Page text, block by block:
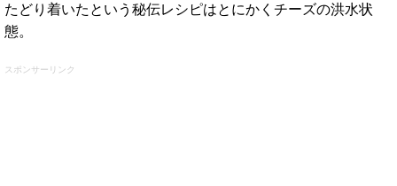
たどり着いたという秘伝レシピはとにかくチーズの洪水状
態。
スポンサーリンク